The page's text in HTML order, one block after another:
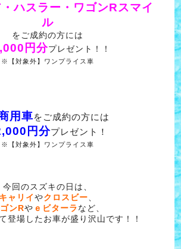
ハスラー・ワゴンRスマイ
ル
をご成約の方には
円分プレゼント！！
※【対象外】ワンプライス車
用車をご成約の方には
円分プレゼント！
※【対象外】ワンプライス車
今回のスズキの日は、
キャリイやクロスビー
ンRや ｅビターラなど、
登場したお車が盛り沢山です！！